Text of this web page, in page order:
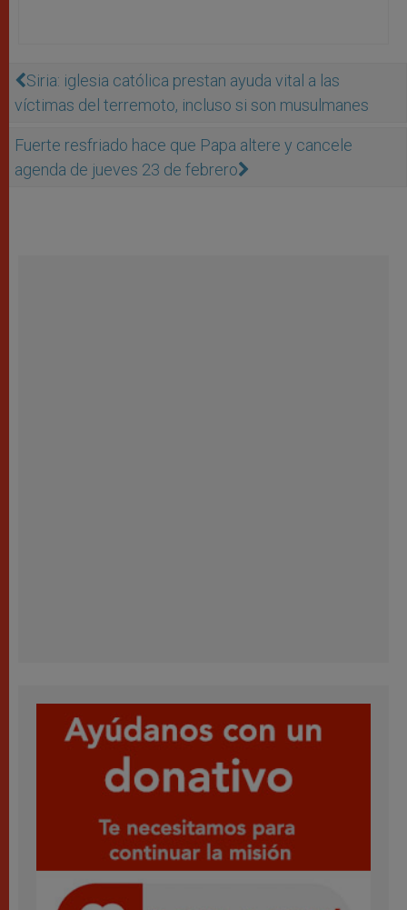
Siria: iglesia católica prestan ayuda vital a las
víctimas del terremoto, incluso si son musulmanes
Fuerte resfriado hace que Papa altere y cancele
agenda de jueves 23 de febrero